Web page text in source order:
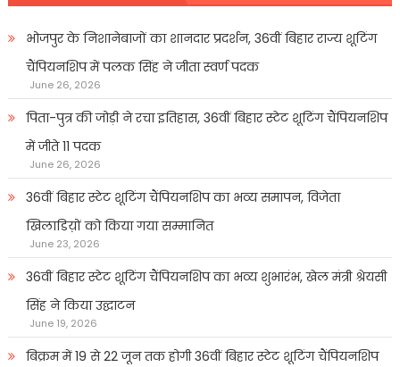
भोजपुर के निशानेबाजों का शानदार प्रदर्शन, 36वीं बिहार राज्य शूटिंग
चैंपियनशिप में पलक सिंह ने जीता स्वर्ण पदक
June 26, 2026
पिता-पुत्र की जोड़ी ने रचा इतिहास, 36वीं बिहार स्टेट शूटिंग चैंपियनशिप
में जीते 11 पदक
June 26, 2026
36वीं बिहार स्टेट शूटिंग चैंपियनशिप का भव्य समापन, विजेता
खिलाडिय़ों को किया गया सम्मानित
June 23, 2026
36वीं बिहार स्टेट शूटिंग चैंपियनशिप का भव्य शुभारंभ, खेल मंत्री श्रेयसी
सिंह ने किया उद्घाटन
June 19, 2026
बिक्रम में 19 से 22 जून तक होगी 36वीं बिहार स्टेट शूटिंग चैंपियनशिप